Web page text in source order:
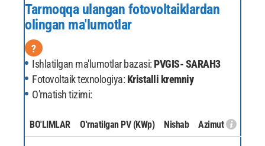
Tarmoqqa ulangan fotovoltaiklardan
olingan ma'lumotlar
?
Ishlatilgan ma'lumotlar bazasi: PVGIS- SARAH3
Fotovoltaik texnologiya: Kristalli kremniy
O'rnatish tizimi:
BO'LIMLAR O'rnatilgan PV(KWp) Nishab Azimut